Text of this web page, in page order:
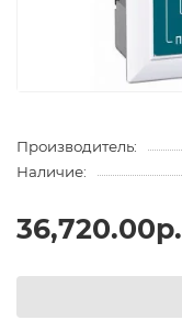
Производитель:
Наличие:
36,720.00р.